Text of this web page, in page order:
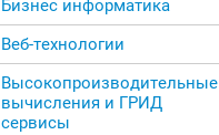
Бизнес информатика
Веб-технологии
Высокопроизводительные
вычисления и ГРИД
сервисы